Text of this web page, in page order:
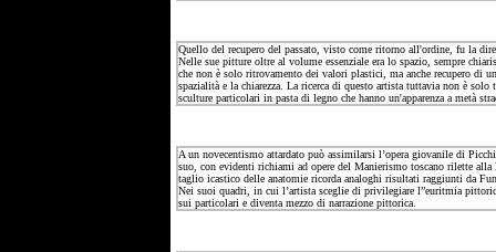
Quello del recupero del passato, visto come ritorno all'ordine, fu la
Nelle sue pitture oltre al volume essenziale era lo spazio, sempre
che non è solo ritrovamento dei valori plastici, ma anche recupero di
spazialità e la chiarezza. La ricerca di questo artista tuttavia non è
sculture particolari in pasta di legno che hanno un'apparenza a metà
A un novecentismo attardato può assimilarsi l’opera giovanile di
suo, con evidenti richiami ad opere del Manierismo toscano rilette
taglio icastico delle anatomie ricorda analoghi risultati raggiunti da
Nei suoi quadri, in cui l’artista sceglie di privilegiare l”euritmia
sui particolari e diventa mezzo di narrazione pittorica.